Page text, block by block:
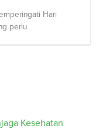
Hari
perlu
Kesehatan